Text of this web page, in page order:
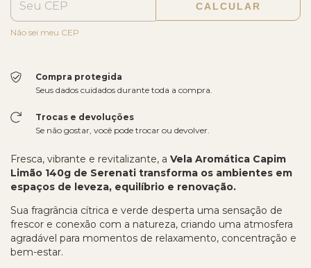
CALCULAR
Não sei meu CEP
Compra protegida
Seus dados cuidados durante toda a compra.
Trocas e devoluções
Se não gostar, você pode trocar ou devolver.
Fresca, vibrante e revitalizante, a Vela Aromática Capim
Limão 140g de Serenati transforma os ambientes em
espaços de leveza, equilíbrio e renovação.
Sua fragrância cítrica e verde desperta uma sensação de
frescor e conexão com a natureza, criando uma atmosfera
agradável para momentos de relaxamento, concentração e
bem-estar.